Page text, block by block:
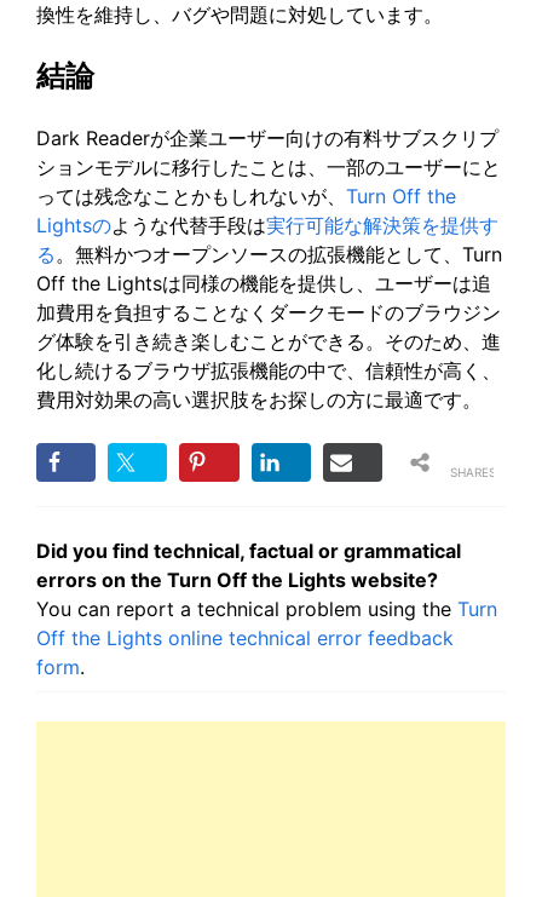
換性を維持し、バグや問題に対処しています。
結論
Dark Readerが企業ユーザー向けの有料サブスクリプ
ションモデルに移行したことは、一部のユーザーにと
っては残念なことかもしれないが、 Turn Off the
Lightsのような代替手段は実行可能な解決策を提供す
る。無料かつオープンソースの拡張機能として、Turn
Off the Lightsは同様の機能を提供し、ユーザーは追
加費用を負担することなくダークモードのブラウジン
グ体験を引き続き楽しむことができる。そのため、進
化し続けるブラウザ拡張機能の中で、信頼性が高く、
費用対効果の高い選択肢をお探しの方に最適です。
SHARES
Did you find technical, factual or grammatical
errors on the Turn Off the Lights website?
You can report a technical problem using the Turn
Off the Lights online technical error feedback
form.